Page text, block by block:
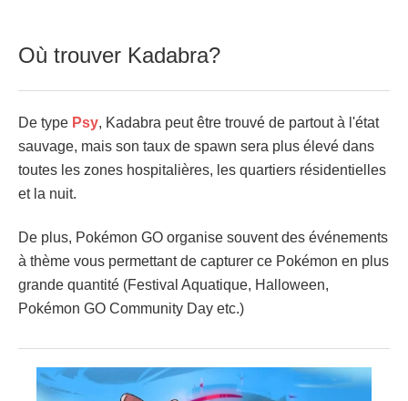
Où trouver Kadabra?
De type Psy, Kadabra peut être trouvé de partout à l'état
sauvage, mais son taux de spawn sera plus élevé dans
toutes les zones hospitalières, les quartiers résidentielles
et la nuit.
De plus, Pokémon GO organise souvent des événements
à thème vous permettant de capturer ce Pokémon en plus
grande quantité (Festival Aquatique, Halloween,
Pokémon GO Community Day etc.)